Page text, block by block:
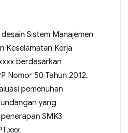
Sistem Manajemen
Keselamatan Kerja
berdasarkan
Nomor 50 Tahun 2012.
pemenuhan
yang
SMK3